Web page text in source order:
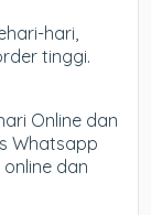
hari,
tinggi.
Online dan
Whatsapp
dan